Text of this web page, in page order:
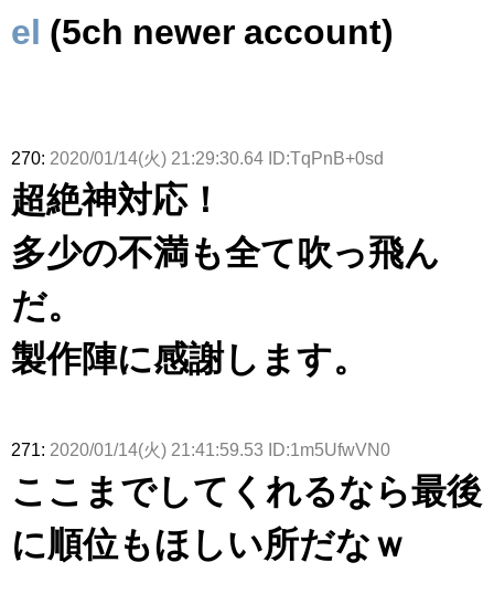
el (5ch newer account)
270: 2020/01/14(火) 21:29:30.64 ID:TqPnB+0sd
超絶神対応！
多少の不満も全て吹っ飛ん
だ。
製作陣に感謝します。
271: 2020/01/14(火) 21:41:59.53 ID:1m5UfwVN0
ここまでしてくれるなら最後
に順位もほしい所だなｗ